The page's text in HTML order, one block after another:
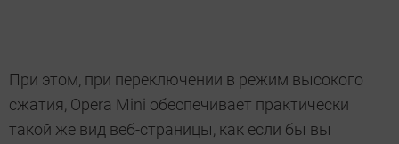
При этом, при переключении в режим высокого
сжатия, Opera Mini обеспечивает практически
такой же вид веб-страницы, как если бы вы